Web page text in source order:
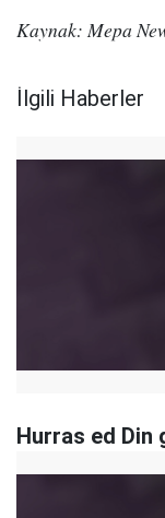
Kaynak: Mepa
İlgili Haberler
Hurras ed Din